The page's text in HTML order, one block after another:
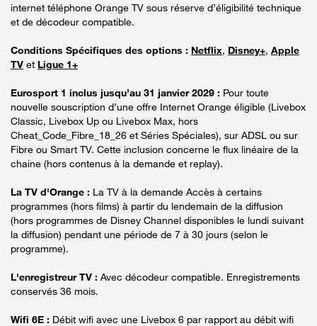
internet téléphone Orange TV sous réserve d’éligibilité technique
et de décodeur compatible.
Conditions Spécifiques des options : Netflix, Disney+, Apple
TV et Ligue 1+
Eurosport 1 inclus jusqu’au 31 janvier 2029 : Pour toute
nouvelle souscription d’une offre Internet Orange éligible (Livebox
Classic, Livebox Up ou Livebox Max, hors
Cheat_Code_Fibre_18_26 et Séries Spéciales), sur ADSL ou sur
Fibre ou Smart TV. Cette inclusion concerne le flux linéaire de la
chaine (hors contenus à la demande et replay).
La TV d'Orange : La TV à la demande Accès à certains
programmes (hors films) à partir du lendemain de la diffusion
(hors programmes de Disney Channel disponibles le lundi suivant
la diffusion) pendant une période de 7 à 30 jours (selon le
programme).
L'enregistreur TV : Avec décodeur compatible. Enregistrements
conservés 36 mois.
Wifi 6E : Débit wifi avec une Livebox 6 par rapport au débit wifi